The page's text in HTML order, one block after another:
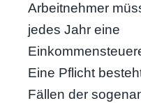
Arbeitnehmer
jedes Jahr eine
Eine Pflicht
Fällen der